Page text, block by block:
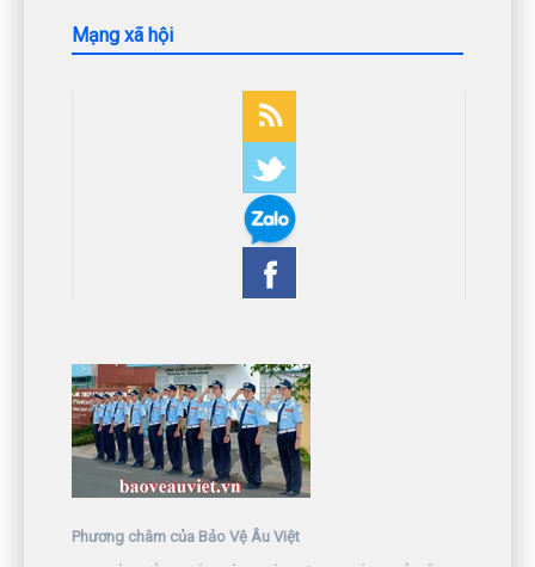
Mạng xã hội
Phương châm của Bảo Vệ Âu Việt